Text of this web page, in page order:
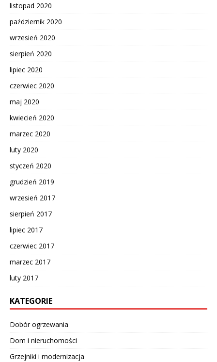
listopad 2020
październik 2020
wrzesień 2020
sierpień 2020
lipiec 2020
czerwiec 2020
maj 2020
kwiecień 2020
marzec 2020
luty 2020
styczeń 2020
grudzień 2019
wrzesień 2017
sierpień 2017
lipiec 2017
czerwiec 2017
marzec 2017
luty 2017
KATEGORIE
Dobór ogrzewania
Dom i nieruchomości
Grzejniki i modernizacja